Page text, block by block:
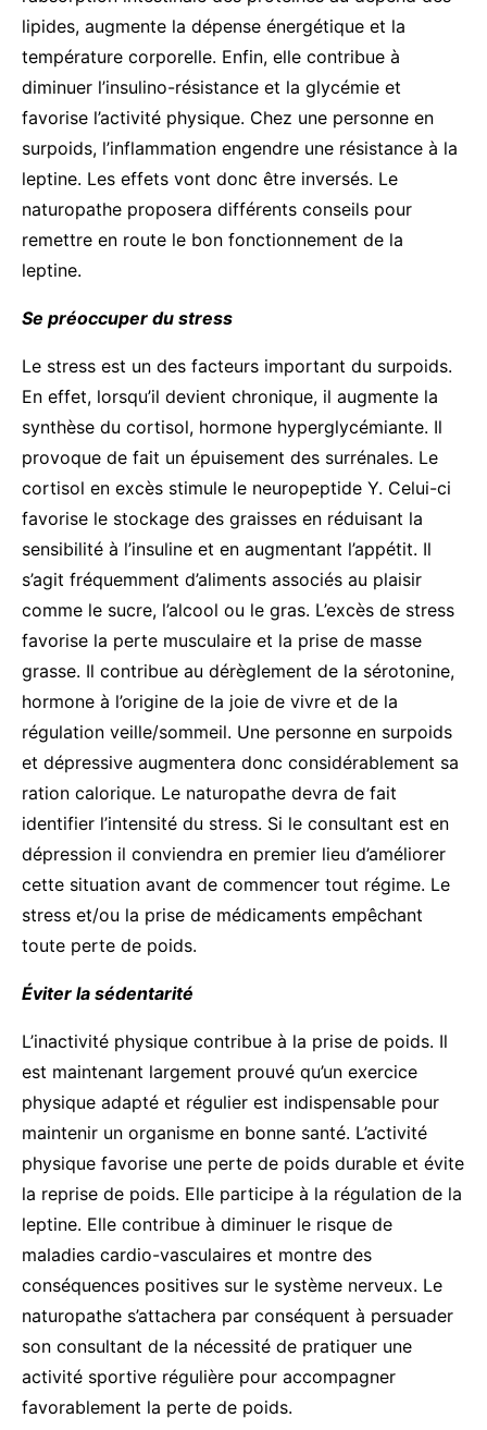
lipides, augmente la dépense énergétique et la
température corporelle. Enfin, elle contribue à
diminuer l’insulino-résistance et la glycémie et
favorise l’activité physique. Chez une personne en
surpoids, l’inflammation engendre une résistance à la
leptine. Les effets vont donc être inversés. Le
naturopathe proposera différents conseils pour
remettre en route le bon fonctionnement de la
leptine.
Se préoccuper du stress
Le stress est un des facteurs important du surpoids.
En effet, lorsqu’il devient chronique, il augmente la
synthèse du cortisol, hormone hyperglycémiante. Il
provoque de fait un épuisement des surrénales. Le
cortisol en excès stimule le neuropeptide Y. Celui-ci
favorise le stockage des graisses en réduisant la
sensibilité à l’insuline et en augmentant l’appétit. Il
s’agit fréquemment d’aliments associés au plaisir
comme le sucre, l’alcool ou le gras. L’excès de stress
favorise la perte musculaire et la prise de masse
grasse. Il contribue au dérèglement de la sérotonine,
hormone à l’origine de la joie de vivre et de la
régulation veille/sommeil. Une personne en surpoids
et dépressive augmentera donc considérablement sa
ration calorique. Le naturopathe devra de fait
identifier l’intensité du stress. Si le consultant est en
dépression il conviendra en premier lieu d’améliorer
cette situation avant de commencer tout régime. Le
stress et/ou la prise de médicaments empêchant
toute perte de poids.
Éviter la sédentarité
L’inactivité physique contribue à la prise de poids. Il
est maintenant largement prouvé qu’un exercice
physique adapté et régulier est indispensable pour
maintenir un organisme en bonne santé. L’activité
physique favorise une perte de poids durable et évite
la reprise de poids. Elle participe à la régulation de la
leptine. Elle contribue à diminuer le risque de
maladies cardio-vasculaires et montre des
conséquences positives sur le système nerveux. Le
naturopathe s’attachera par conséquent à persuader
son consultant de la nécessité de pratiquer une
activité sportive régulière pour accompagner
favorablement la perte de poids.